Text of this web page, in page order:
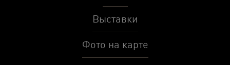
Выставки
Фото на карте